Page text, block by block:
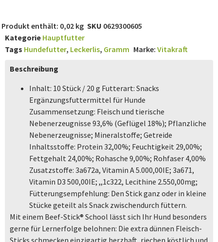
Produkt enthält: 0,02 kg SKU 0629300605
Kategorie Hauptfutter
Tags Hundefutter, Leckerlis, Gramm Marke: Vitakraft
Beschreibung
Inhalt: 10 Stück / 20 g Futterart: Snacks
Ergänzungsfuttermittel für Hunde
Zusammensetzung: Fleisch und tierische
Nebenerzeugnisse 93,6% (Geflügel 18%); Pflanzliche
Nebenerzeugnisse; Mineralstoffe; Getreide
Inhaltsstoffe: Protein 32,00%; Feuchtigkeit 29,00%;
Fettgehalt 24,00%; Rohasche 9,00%; Rohfaser 4,00%
Zusatzstoffe: 3a672a, Vitamin A 5.000,00IE; 3a671,
Vitamin D3 500,00IE; ,,1c322, Lecithine 2.550,00mg;
Fütterungsempfehlung: Den Stick ganz oder in kleine
Stücke geteilt als Snack zwischendurch füttern.
Mit einem Beef-Stick® School lässt sich Ihr Hund besonders
gerne für Lernerfolge belohnen: Die extra dünnen Fleisch-
Sticks schmecken einzigartig herzhaft, riechen köstlich und